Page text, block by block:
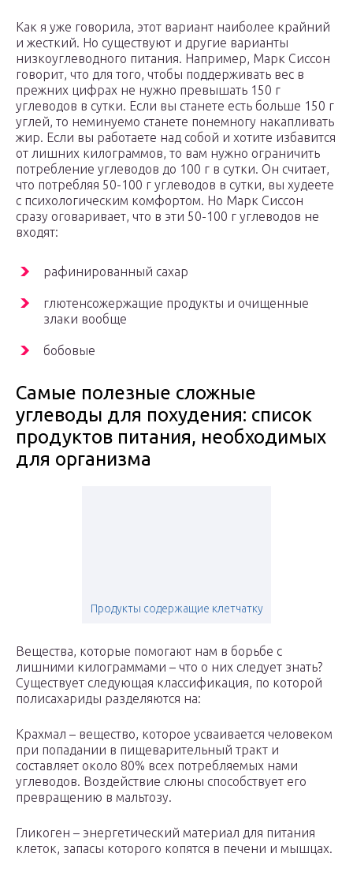
Как я уже говорила, этот вариант наиболее крайний
и жесткий. Но существуют и другие варианты
низкоуглеводного питания. Например, Марк Сиссон
говорит, что для того, чтобы поддерживать вес в
прежних цифрах не нужно превышать 150 г
углеводов в сутки. Если вы станете есть больше 150 г
углей, то неминуемо станете понемногу накапливать
жир. Если вы работаете над собой и хотите избавится
от лишних килограммов, то вам нужно ограничить
потребление углеводов до 100 г в сутки. Он считает,
что потребляя 50-100 г углеводов в сутки, вы худеете
с психологическим комфортом. Но Марк Сиссон
сразу оговаривает, что в эти 50-100 г углеводов не
входят:
рафинированный сахар
глютенсожержащие продукты и очищенные
злаки вообще
бобовые
Самые полезные сложные
углеводы для похудения: список
продуктов питания, необходимых
для организма
Продукты содержащие клетчатку
Вещества, которые помогают нам в борьбе с
лишними килограммами – что о них следует знать?
Существует следующая классификация, по которой
полисахариды разделяются на:
Крахмал – вещество, которое усваивается человеком
при попадании в пищеварительный тракт и
составляет около 80% всех потребляемых нами
углеводов. Воздействие слюны способствует его
превращению в мальтозу.
Гликоген – энергетический материал для питания
клеток, запасы которого копятся в печени и мышцах.